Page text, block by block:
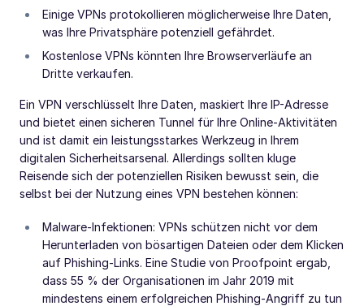
Einige VPNs protokollieren möglicherweise Ihre Daten,
was Ihre Privatsphäre potenziell gefährdet.
Kostenlose VPNs könnten Ihre Browserverläufe an
Dritte verkaufen.
Ein VPN verschlüsselt Ihre Daten, maskiert Ihre IP-Adresse
und bietet einen sicheren Tunnel für Ihre Online-Aktivitäten
und ist damit ein leistungsstarkes Werkzeug in Ihrem
digitalen Sicherheitsarsenal. Allerdings sollten kluge
Reisende sich der potenziellen Risiken bewusst sein, die
selbst bei der Nutzung eines VPN bestehen können:
Malware-Infektionen: VPNs schützen nicht vor dem
Herunterladen von bösartigen Dateien oder dem Klicken
auf Phishing-Links. Eine Studie von Proofpoint ergab,
dass 55 % der Organisationen im Jahr 2019 mit
mindestens einem erfolgreichen Phishing-Angriff zu tun